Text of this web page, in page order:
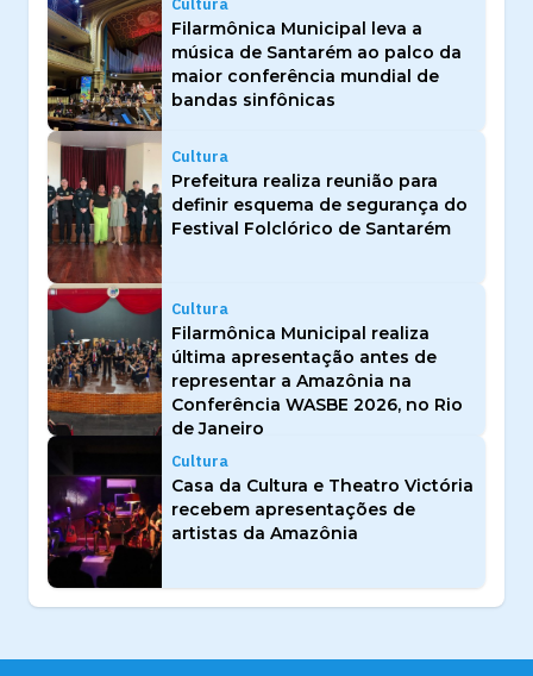
Cultura
Filarmônica Municipal leva a
música de Santarém ao palco da
maior conferência mundial de
bandas sinfônicas
Cultura
Prefeitura realiza reunião para
definir esquema de segurança do
Festival Folclórico de Santarém
Cultura
Filarmônica Municipal realiza
última apresentação antes de
representar a Amazônia na
Conferência WASBE 2026, no Rio
de Janeiro
Cultura
Casa da Cultura e Theatro Victória
recebem apresentações de
artistas da Amazônia